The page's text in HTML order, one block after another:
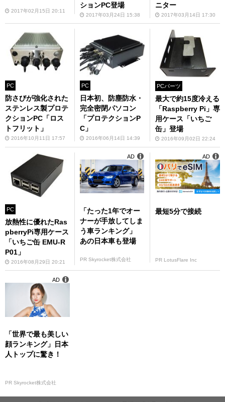
2017年02月15日 20:11
ションPC登場
2017年03月24日 15:38
ニター
2017年03月14日 17:30
PC
防さびが強化された
ステンレス製プロテ
クションPC「ロス
トフリット」
2016年10月11日 17:57
PC
日本初、防塵防水・
完全密閉パソコン
「プロテクションP
C」
2016年06月14日 14:39
PCパーツ
最大で約15度冷える
「Raspberry Pi」専
用ケース「いちご
缶」登場
2016年09月02日 22:24
PC
放熱性に優れたRas
pberryPi専用ケース
「いちご缶 EMU-R
P01」
2016年08月29日 20:21
「たった1年でオー
ナーが手放してしま
う車ランキング」
あの日本車も登場
PR Skyrocket株式会社
AD
最短5分で接続
PR LotusFlare Inc
AD
「世界で最も美しい
顔ランキング」日本
人トップに驚き！
PR Skyrocket株式会社
AD